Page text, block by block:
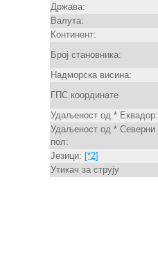
Држава:
Валута:
Континент:
Број становника:
Надморска висина:
ГПС координате
Удаљеност од * Еквадор:
Удаљеност од * Северни
пол:
Језици: [*2]
Утикач за струју